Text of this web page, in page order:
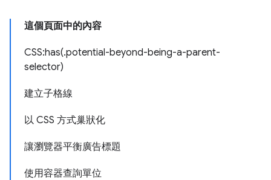
這個頁面中的內容
CSS:has(.potential-beyond-being-a-parent-
selector)
建立子格線
以 CSS 方式巢狀化
讓瀏覽器平衡廣告標題
使用容器查詢單位